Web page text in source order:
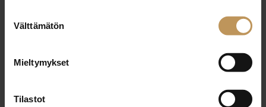
valinta
Välttämätön
Mieltymykset
Tilastot